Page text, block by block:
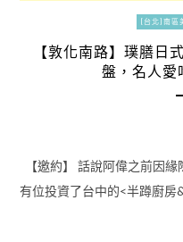
[台北]南區
【敦化南路】璞膳日
盤，名人愛
【邀約】 話說阿偉之前因
有位投資了台中的<半蹲廚房